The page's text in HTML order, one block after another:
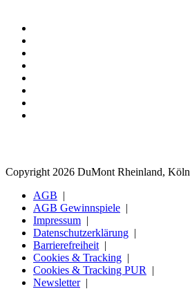
Copyright 2026 DuMont Rheinland, Köln
AGB
AGB Gewinnspiele
Impressum
Datenschutzerklärung
Barrierefreiheit
Cookies & Tracking
Cookies & Tracking PUR
Newsletter